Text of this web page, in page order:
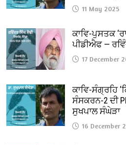
11 May 2025
ਕਾਵਿ-ਪੁਸਤਕ
ਪੀਡੀਐਫ —
17 December
ਕਾਵਿ-ਸੰਗ੍ਰਹਿ
ਸੰਸਕਰਨ-2 ਦੀ
ਸੁਖਪਾਲ ਸੰਘੇੜਾ
16 December